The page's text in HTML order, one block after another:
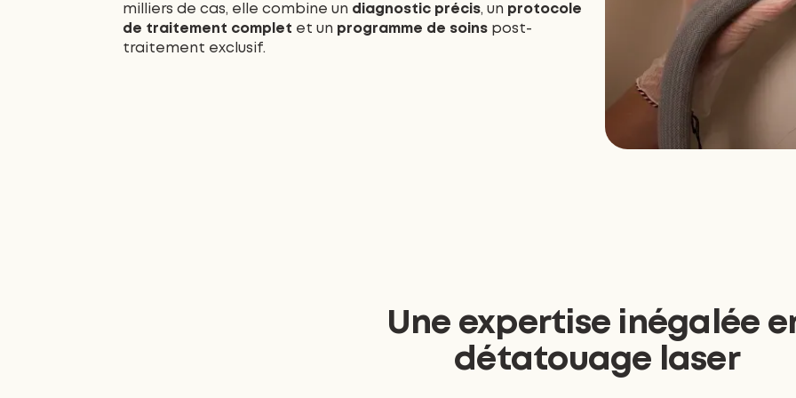
milliers de cas, elle combine un diagnostic précis, un protocole
de traitement complet et un programme de soinspost-
traitement exclusif.
Une expertise inégalée
détatouage laser